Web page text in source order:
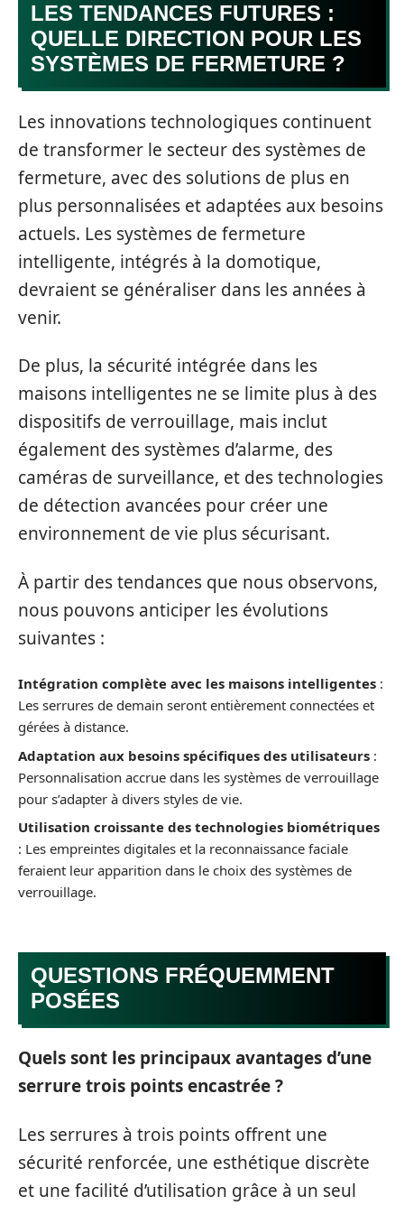
LES TENDANCES FUTURES :
QUELLE DIRECTION POUR LES
SYSTÈMES DE FERMETURE ?
Les innovations technologiques continuent
de transformer le secteur des systèmes de
fermeture, avec des solutions de plus en
plus personnalisées et adaptées aux besoins
actuels. Les systèmes de fermeture
intelligente, intégrés à la domotique,
devraient se généraliser dans les années à
venir.
De plus, la sécurité intégrée dans les
maisons intelligentes ne se limite plus à des
dispositifs de verrouillage, mais inclut
également des systèmes d’alarme, des
caméras de surveillance, et des technologies
de détection avancées pour créer une
environnement de vie plus sécurisant.
À partir des tendances que nous observons,
nous pouvons anticiper les évolutions
suivantes :
Intégration complète avec les maisons intelligentes :
Les serrures de demain seront entièrement connectées et
gérées à distance.
Adaptation aux besoins spécifiques des utilisateurs :
Personnalisation accrue dans les systèmes de verrouillage
pour s’adapter à divers styles de vie.
Utilisation croissante des technologies biométriques
: Les empreintes digitales et la reconnaissance faciale
feraient leur apparition dans le choix des systèmes de
verrouillage.
QUESTIONS FRÉQUEMMENT
POSÉES
Quels sont les principaux avantages d’une
serrure trois points encastrée ?
Les serrures à trois points offrent une
sécurité renforcée, une esthétique discrète
et une facilité d’utilisation grâce à un seul